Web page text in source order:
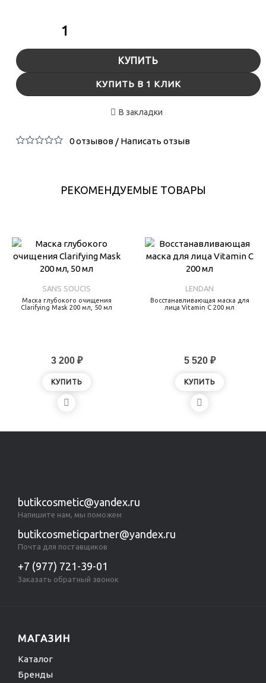
КУПИТЬ
КУПИТЬ В 1 КЛИК
В закладки
0 отзывов/ Написать отзыв
РЕКОМЕНДУЕМЫЕ ТОВАРЫ
SANS SOUCIS
Маска глубокого очищения
Clarifying Mask 200 мл, 50 мл
3 200 ₽
КУПИТЬ
LENDAN
Восстанавливающая маска для
лица Vitamin C 200 мл
5 520 ₽
КУПИТЬ
butikcosmetic@yandex.ru
Напишите нам, мы поможем
butikcosmeticpartner@yandex.ru
Почта для поставщиков
+7 (977) 721-39-01
Заказать обратный звонок
МАГАЗИН
Каталог
Бренды